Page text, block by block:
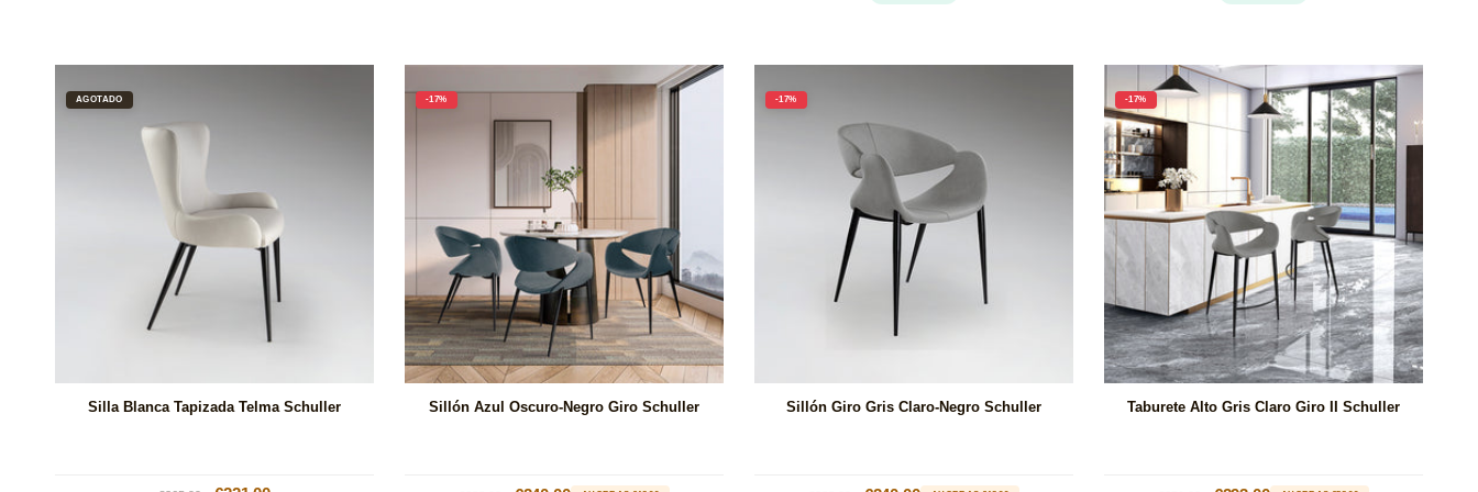
AGOTADO
Silla Blanca Tapizada Telma Schuller
-17%
Sillón Azul Oscuro-Negro Giro Schuller
-17%
Sillón Giro Gris Claro-Negro Schuller
-17%
Taburete Alto Gris Claro Giro II Schuller